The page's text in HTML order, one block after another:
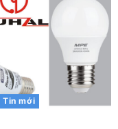
Tin mới